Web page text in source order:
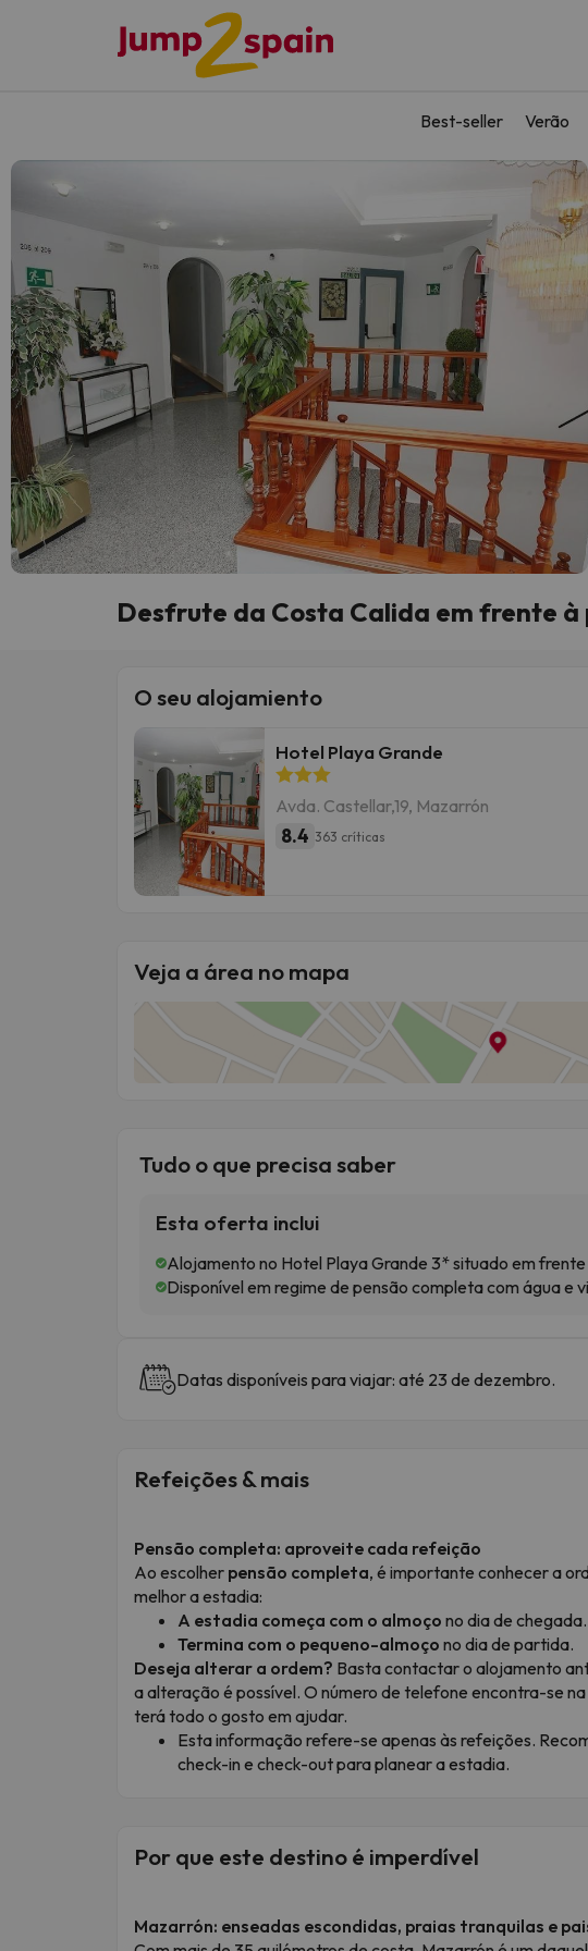
Best-seller Verão
Desfrute da Costa Calida em frente à
O seu alojamiento
Hotel Playa Grande
Avda. Castellar,19, Mazarrón
8.4 363 críticas
Veja a área no mapa
Tudo o que precisa saber
Esta oferta inclui
Alojamento no Hotel Playa Grande 3* situado em
Disponível em regime de pensão completa com água e
Datas disponíveis para viajar: até 23 de dezembro.
Refeições & mais
Pensão completa: aproveite cada refeição
Ao escolher pensão completa, é importante conhecer a
melhor a estadia:
A estadia começa com o almoço no dia de chegada.
Termina com o pequeno-almoço no dia de partida.
Deseja alterar a ordem? Basta contactar o alojamento
a alteração é possível. O número de telefone encontra-se
terá todo o gosto em ajudar.
Esta informação refere-se apenas às refeições.
check-in e check-out para planear a estadia.
Por que este destino é imperdível
Mazarrón: enseadas escondidas, praias tranquilas e